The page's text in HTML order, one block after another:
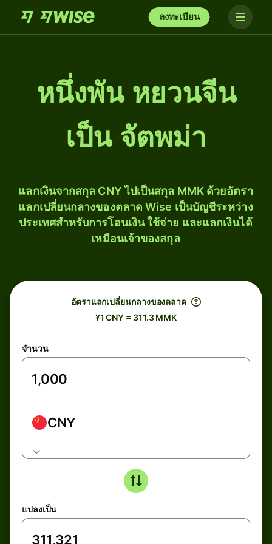
ลงทะเบียน
หนึ่ง​พัน หยวนจีน
เป็น จัตพม่า
แลกเงินจากสกุล CNY ไปเป็นสกุล MMK ด้วยอัตรา
แลกเปลี่ยนกลางของตลาด Wise เป็นบัญชีระหว่าง
ประเทศสำหรับการโอนเงิน ใช้จ่าย และแลกเงินได้
เหมือนเจ้าของสกุล
อัตราแลกเปลี่ยนกลางของตลาด
¥1 CNY = 311.3 MMK
จำนวน
CNY
แปลงเป็น